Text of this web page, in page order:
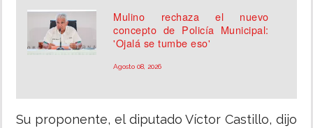
Mulino rechaza el nuevo
concepto de Policía Municipal:
'Ojalá se tumbe eso'
Agosto 08, 2026
Su proponente, el diputado Víctor Castillo, dijo